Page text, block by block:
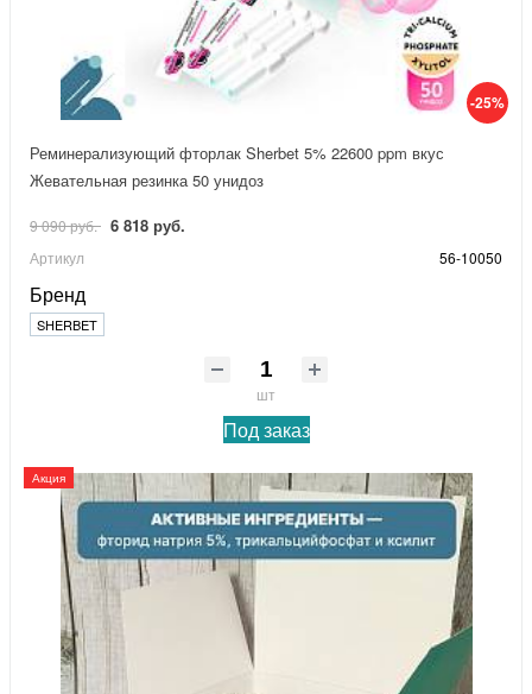
-25%
Реминерализующий фторлак Sherbet 5% 22600 ppm вкус
Жевательная резинка 50 унидоз
9 090 руб. 6 818 руб.
Артикул 56-10050
Бренд
SHERBET
шт
Под заказ
Акция